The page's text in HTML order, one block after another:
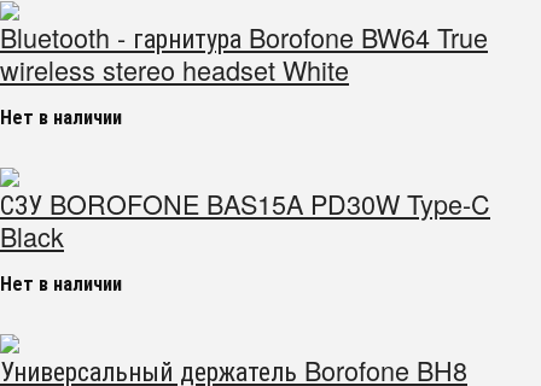
Bluetooth - гарнитура Borofone BW64 True
wireless stereo headset White
Нет в наличии
СЗУ BOROFONE BAS15A PD30W Type-C
Black
Нет в наличии
Универсальный держатель Borofone BH8